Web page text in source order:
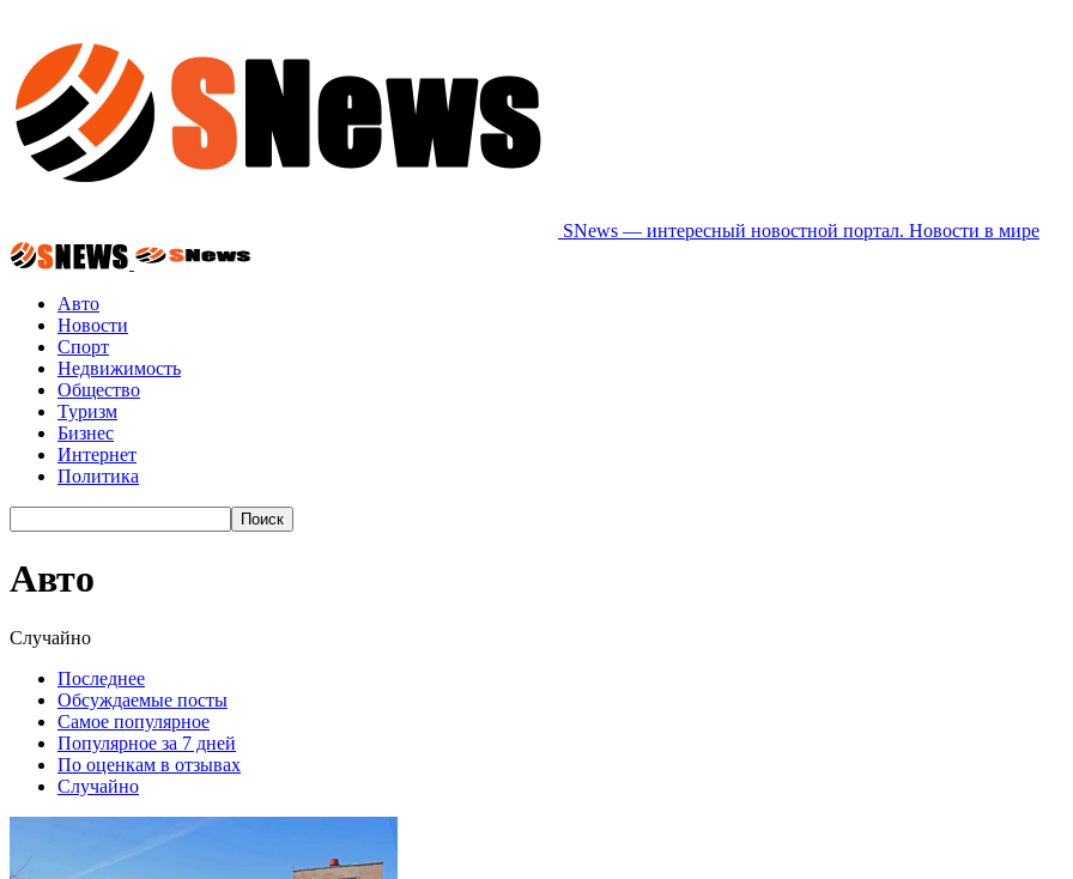
SNews — интересный новостной портал. Новости в мире
Авто
Новости
Спорт
Недвижимость
Общество
Туризм
Бизнес
Интернет
Политика
Авто
Случайно
Последнее
Обсуждаемые посты
Самое популярное
Популярное за 7 дней
По оценкам в отзывах
Случайно